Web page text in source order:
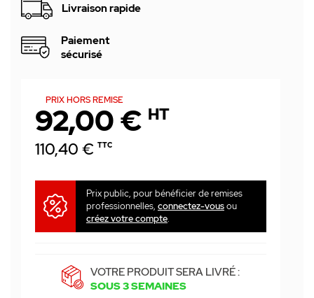
Livraison rapide
Paiement
sécurisé
PRIX HORS REMISE
92,00 € HT
110,40 € TTC
Prix public, pour bénéficier de remises
professionnelles, connectez-vousou
créez votre compte.
VOTRE PRODUIT SERA LIVRÉ :
SOUS 3 SEMAINES